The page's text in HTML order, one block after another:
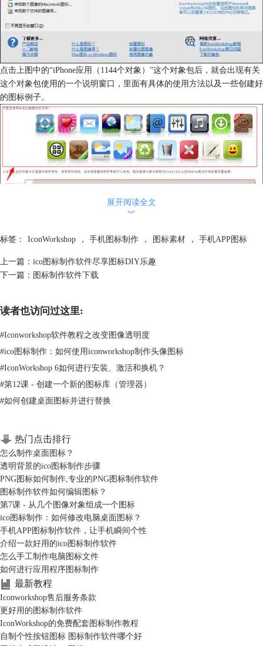
点击上图中的“iPhone应用（1144个对象）”这个对象包后，就会出现有关
这个对象包使用的一个说明窗口，里面有具体的使用方法以及一些创建好
的图标例子。
们可以选择喜欢的，然后利用鼠标拖放，把边框、背景、效果、内容等不
同的对象组合在一起，简单的组合让你分分秒就可以制作出一款漂亮的手
机图标。当然在制作的时候，要根据自己的手机型号选择合适的规格。
款手机APP图标制作软件自带的素材，自由组合就可以了。
怎么样？上面这个就是我刚刚随手做的一个手机图标，看上去是不是也不
错呢？当然，花更多的时间，可以制作出更加精彩的手机图标。 现在就
花一点时间为自己的手机量身定制一份手机图标吧！只需
件IconWorkshop，APP图标制作很简单就能完成。
展开阅读全文
︾
标签： IconWorkshop ， 手机图标制作 ， 图标素材 ， 手机APP图标
上一篇： ico图标制作软件尽享图标DIY乐趣
下一篇： 图标制作软件下载
读者也访问过这里:
#Iconworkshop软件教程之改变图像透明度
#ico图标制作：如何使用iconworkshop制作头像图标
#IconWorkshop 6如何进行安装、激活和换机？
#第12课 - 创建一个新的图标库（管理器）
#如何创建桌面图标并进行替换
热门点击排行
怎么制作桌面图标？
透明背景的ico图标制作步骤
PNG图标如何制作,专业的PNG图标制作软件
图标制作软件如何编辑图标？
第7课 - 从几个图像对象组成一个图标
ico图标制作：如何修改电脑桌面图标？
手机APP图标制作软件，让手机瞬间个性
介绍一款好用的ico图标制作软件
怎么手工制作电脑图标文件
如何进行应用程序图标制作
最新教程
Iconworkshop售后服务条款
更好用的图标制作软件
IconWorkshop的免费配套图标制作教程
自制个性按钮图标 图标制作软件哪个好